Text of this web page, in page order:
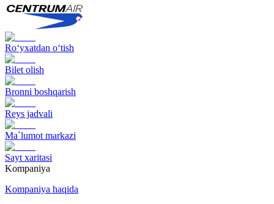
Ro‘yxatdan o‘tish
Bilet olish
Bronni boshqarish
Reys jadvali
Ma`lumot markazi
Sayt xaritasi
Kompaniya
Kompaniya haqida